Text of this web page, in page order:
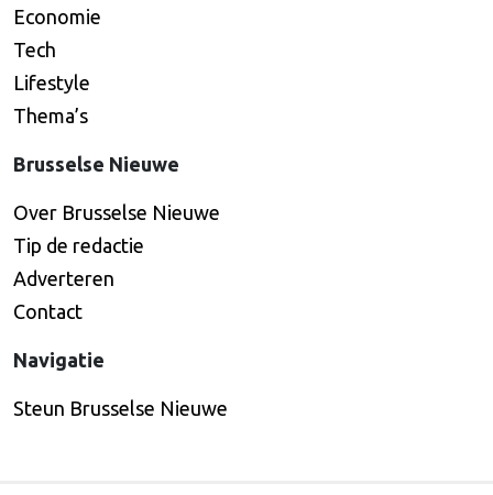
Economie
Tech
Lifestyle
Thema’s
Brusselse Nieuwe
Over Brusselse Nieuwe
Tip de redactie
Adverteren
Contact
Navigatie
Steun Brusselse Nieuwe